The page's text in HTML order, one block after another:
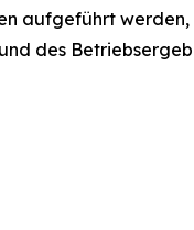
aufgeführt
des